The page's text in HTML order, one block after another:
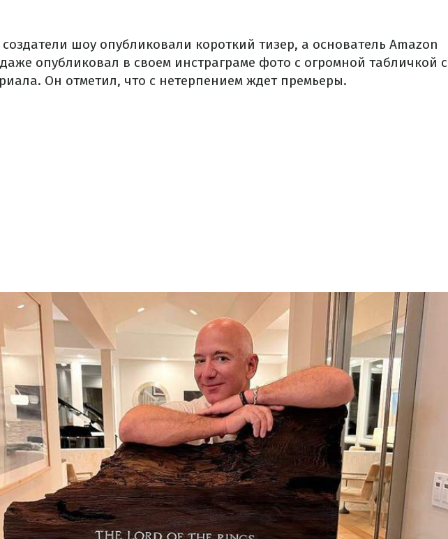
шоу опубликовали короткий тизер, а основатель Amazon
опубликовал в своем инстраграме фото с огромной табличкой с
Он отметил, что с нетерпением ждет премьеры.